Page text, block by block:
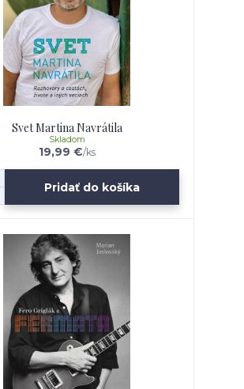
Svet Martina Navrátila
19,99 €/ks
Skladom
Pridať do košíka